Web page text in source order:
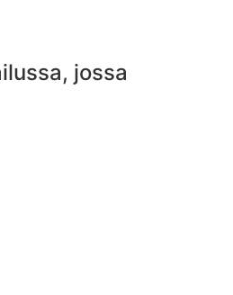
jossa